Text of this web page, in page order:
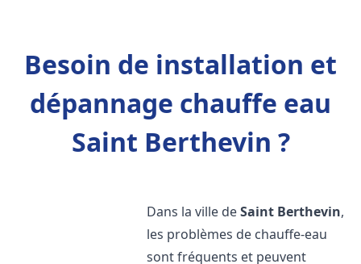
Besoin de installation et
dépannage chauffe eau
Saint Berthevin ?
Dans la ville deSaint Berthevin,
les problèmes de chauffe-eau
sont fréquents et peuvent